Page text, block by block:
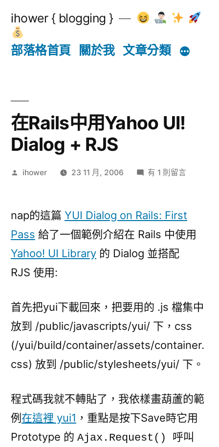
ihower { blogging }
部落格首頁 關於我 文章分類
在Rails中用Yahoo UI!
Dialog + RJS
作
ihower 23 11 月, 2006
在
中
Yahoo
UI!
中
有 1 則留言
nap的這篇 YUI Dialog on Rails: First
Pass 給了一個範例介紹在 Rails 中使用
Yahoo! UI Library 的 Dialog 並搭配
RJS 使用:
首先把yui下載回來，把要用的 .js 檔集中
放到 /public/javascripts/yui/ 下，css
(/yui/build/container/assets/container.
css) 放到 /public/stylesheets/yui/ 下。
程式碼我就不轉貼了，我依樣畫葫蘆的範
例 在這裡 yui1 ，重點是按下Save時它用
Prototype 的 Ajax.Request() 呼叫